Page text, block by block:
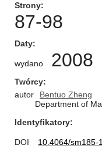
Strony
87-98
Daty
wydano 2008
Twórcy
autor
Bentuo Zheng
Department of
Identyfikatory
DOI
10.4064/sm185-